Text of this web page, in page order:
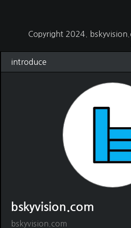
Copyright 2024.
introduce
bskyvision.com
bskyvision.com